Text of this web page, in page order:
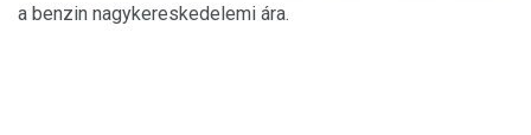
a benzin nagykereskedelemi ára.